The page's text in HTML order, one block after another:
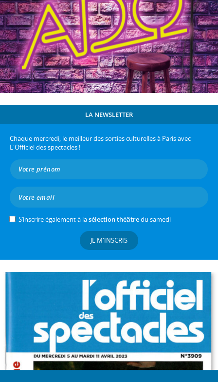
LA NEWSLETTER
Chaque mercredi, le meilleur des sorties culturelles à Paris avec
L'Officiel des spectacles !
S’inscrire également à lasélection théâtredu samedi
JE M'INSCRIS